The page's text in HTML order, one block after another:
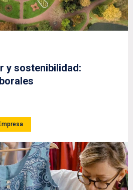
y sostenibilidad: